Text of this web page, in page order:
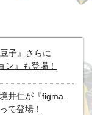
子』さらに
ン』も登場！
井仁が『figma
て登場！